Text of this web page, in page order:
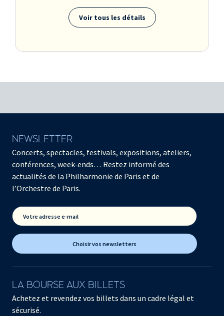
Voir tous les détails
NEWSLETTER
Concerts, spectacles, festivals, expositions, ateliers,
conférences, week-ends… Restez informé des
actualités de la Philharmonie de Paris et de
l’Orchestre de Paris.
Votre adresse e-mail
Choisir vos newsletters
LA BOURSE AUX BILLETS
Achetez et revendez vos billets dans un cadre légal et
sécurisé.